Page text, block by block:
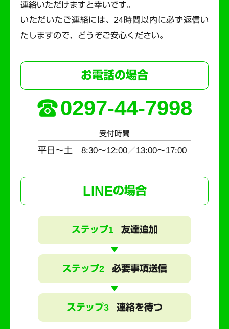
連絡いただけますと幸いです。
いただいたご連絡には、24時間以内に必ず返信い
たしますので、どうぞご安心ください。
お電話の場合
0297-44-7998
受付時間
平日～土 8:30〜12:00／13:00〜17:00
LINEの場合
ステップ1 友達追加
ステップ2 必要事項送信
ステップ3 連絡を待つ